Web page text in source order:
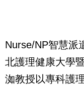
Nurse/NP智慧派
北護理健康大學
洳教授以專科護